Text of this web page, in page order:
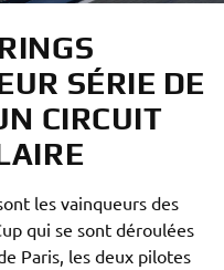
SÉRIE DE
CIRCUIT
les vainqueurs des
qui se sont déroulées
Paris, les deux pilotes